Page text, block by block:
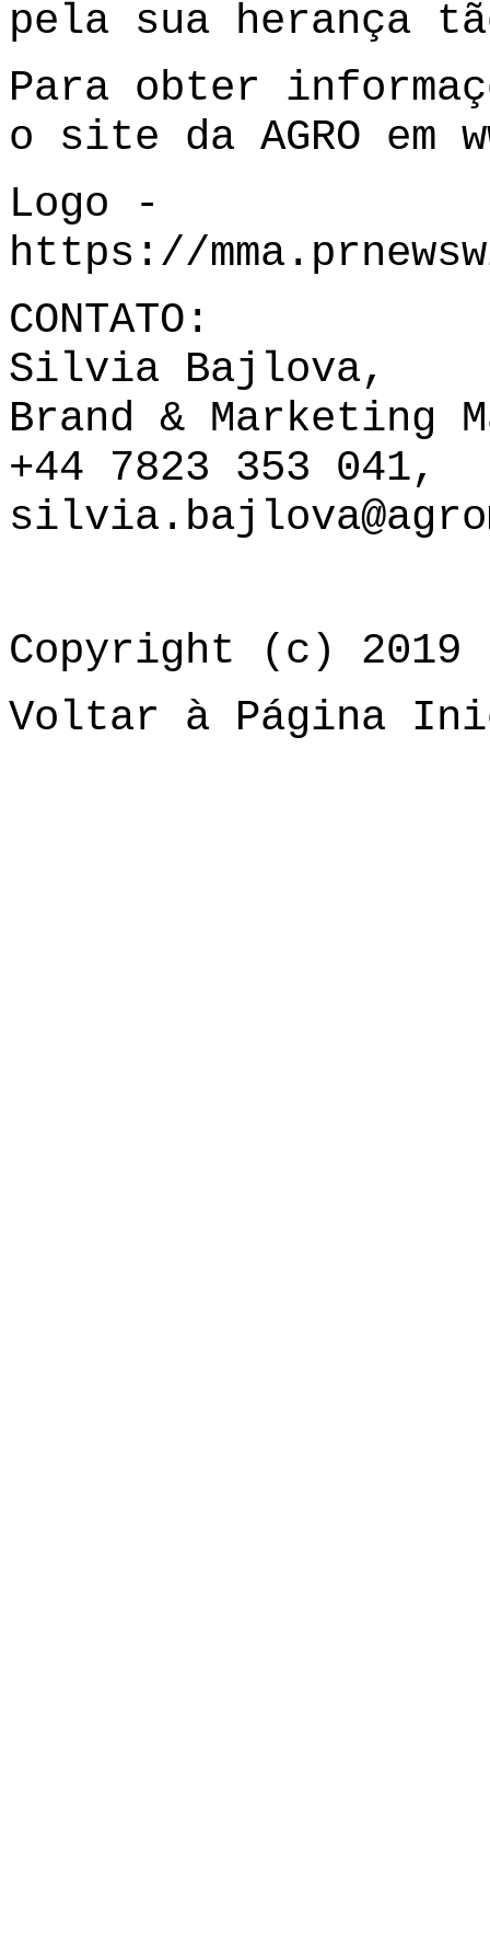
pela sua herança
Para obter
o site da AGRO em
Logo -
https://
CONTATO:
Silvia Bajlova,
Brand & Marketing
+44 7823 353 041,
Copyright (c) 2019
Voltar à Página